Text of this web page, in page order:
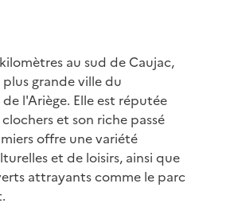
au sud de Caujac,
plus grande ville du
l'Ariège. Elle est réputée
et son riche passé
offre une variété
et de loisirs, ainsi que
attrayants comme le parc